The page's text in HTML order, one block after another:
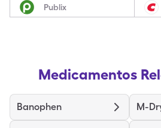
Publix
Medicamentos
Banophen M-